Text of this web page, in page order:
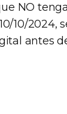
NO
10/2024,
antes